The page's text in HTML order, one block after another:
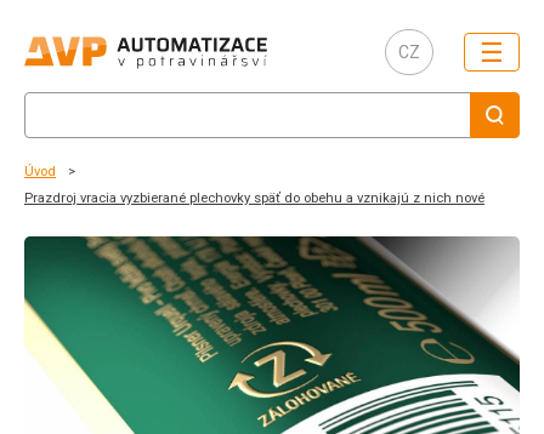
CZ ☰
Úvod
Prazdroj vracia vyzbierané plechovky späť do obehu a vznikajú z nich nové